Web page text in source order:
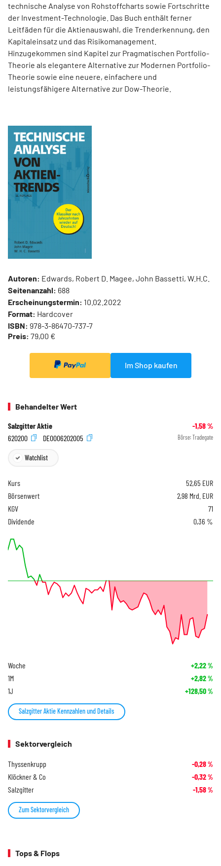
technische Analyse von Rohstoffcharts sowie Fortschritte
der Investment-Technologie. Das Buch enthält ferner
Leitfäden für die Aktienauswahl, die Trenderkennung, den
Kapitaleinsatz und das Risikomanagement.
Hinzugekommen sind Kapitel zur Pragmatischen Portfolio-
Theorie als elegantere Alternative zur Modernen Portfolio-
Theorie sowie eine neuere, einfachere und
leistungsfähigere Alternative zur Dow-Theorie.
Autoren: Edwards, Robert D. Magee, John Bassetti, W.H.C.
Seitenanzahl: 688
Erscheinungstermin: 10.02.2022
Format: Hardcover
ISBN: 978-3-86470-737-7
Preis: 79,00 €
Im Shop kaufen
Behandelter Wert
Salzgitter Aktie -1,58%
620200
DE0006202005 Börse: Tradegate
Watchlist
Kurs 52,65 EUR
Börsenwert
2,98 Mrd. EUR
KGV
71
Dividende
0,36 %
Woche +2,22%
1M +2,82%
1J +128,50%
Salzgitter Aktie Kennzahlen und Details
Sektorvergleich
Thyssenkrupp -0,28%
Klöckner & Co -0,32%
Salzgitter -1,58%
Zum Sektorvergleich
Tops & Flops